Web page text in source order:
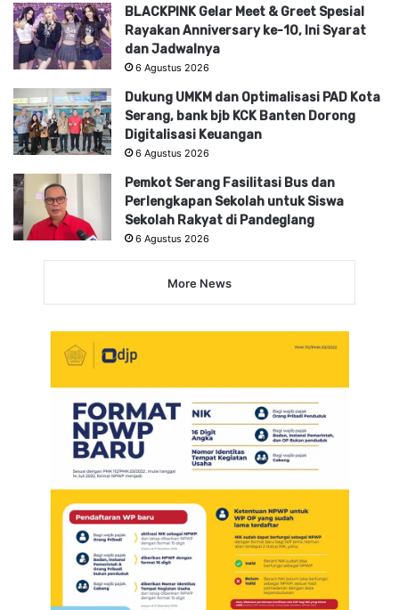
BLACKPINK Gelar Meet & Greet Spesial
Rayakan Anniversary ke-10, Ini Syarat
dan Jadwalnya
6 Agustus 2026
Dukung UMKM dan Optimalisasi PAD Kota
Serang, bank bjb KCK Banten Dorong
Digitalisasi Keuangan
6 Agustus 2026
Pemkot Serang Fasilitasi Bus dan
Perlengkapan Sekolah untuk Siswa
Sekolah Rakyat di Pandeglang
6 Agustus 2026
More News